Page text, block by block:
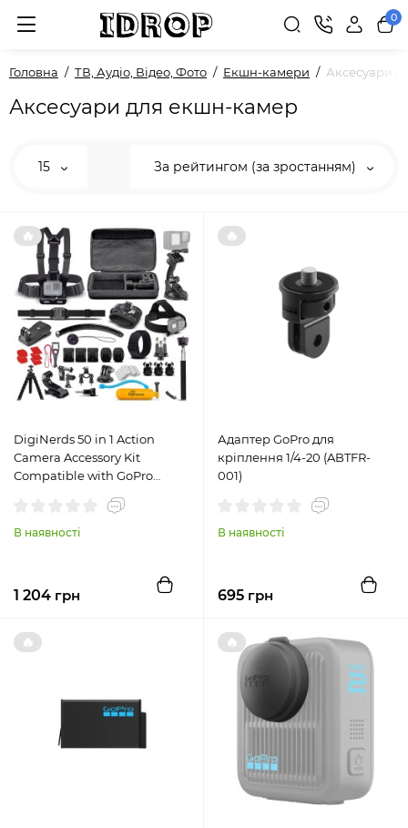
0
Головна ТВ, Аудіо, Відео, Фото Екшн-камери Аксесуари
Аксесуари для екшн-камер
15 За рейтингом (за зростанням)
🔥
DigiNerds 50 in 1 Action
Camera Accessory Kit
Compatible with GoPro
Max, GoPro Fusion 10+
(DNACTIONKIT50V2BK)
В наявності
1 204 грн
🔥
Адаптер GoPro для
кріплення 1/4-20 (ABTFR-
001)
В наявності
695 грн
🔥 🔥